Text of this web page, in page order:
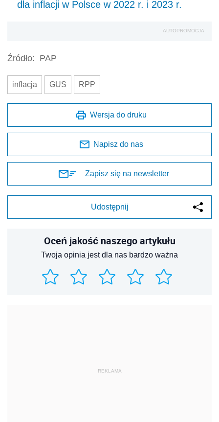
dla inflacji w Polsce w 2022 r. i 2023 r.
AUTOPROMOCJA
Źródło: PAP
inflacja GUS RPP
Wersja do druku
Napisz do nas
Zapisz się na newsletter
Udostępnij
Oceń jakość naszego artykułu
Twoja opinia jest dla nas bardzo ważna
REKLAMA